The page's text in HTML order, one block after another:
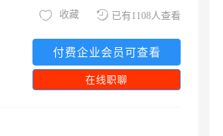
已有1108人查看
收藏
付费企业会员可查看
在线职聊